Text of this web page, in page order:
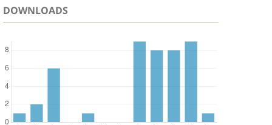
DOWNLOADS